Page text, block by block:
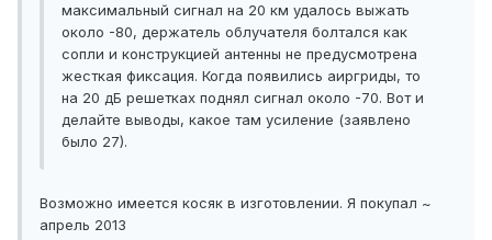
максимальный сигнал на 20 км удалось выжать
около -80, держатель облучателя болтался как
сопли и конструкцией антенны не предусмотрена
жесткая фиксация. Когда появились аиргриды, то
на 20 дБ решетках поднял сигнал около -70. Вот и
делайте выводы, какое там усиление (заявлено
было 27).
Возможно имеется косяк в изготовлении. Я покупал ~
апрель 2013